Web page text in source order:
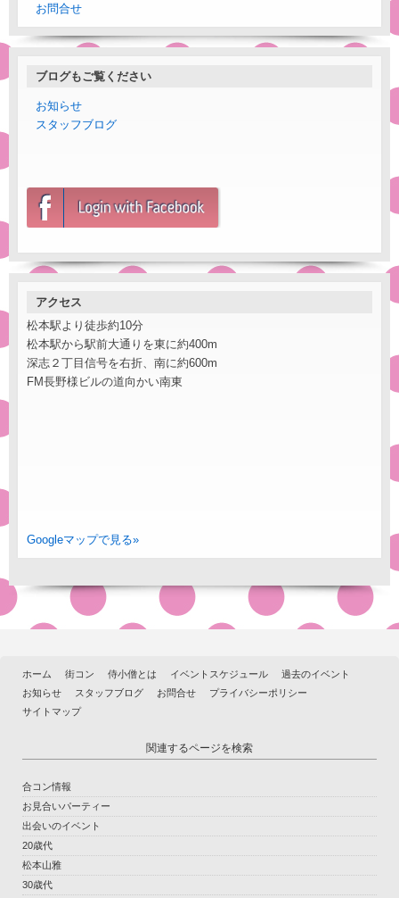
お問合せ
ブログもご覧ください
お知らせ
スタッフブログ
アクセス
松本駅より徒歩約10分
松本駅から駅前大通りを東に約400m
深志２丁目信号を右折、南に約600m
FM長野様ビルの道向かい南東
Googleマップで見る»
ホーム 街コン 侍小僧とは イベントスケジュール
過去のイベント
お知らせ
スタッフブログ お問合せ
プライバシーポリシー
サイトマップ
関連するページを検索
合コン情報
お見合いパーティー
出会いのイベント
20歳代
松本山雅
30歳代